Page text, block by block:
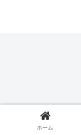
ホーム